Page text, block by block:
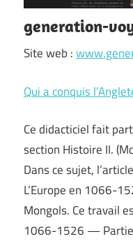
generation-
Site web :
Qui a conquis
Ce didacticiel fait
section Histoire II.
Dans ce sujet,
L’Europe en 1066-
Mongols. Ce travail
1066-1526 —